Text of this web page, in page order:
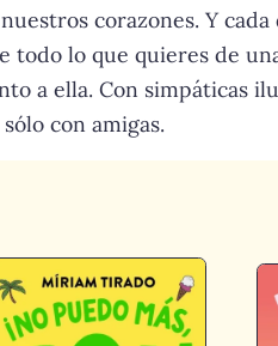
corazones. Y
todo lo que quieres de
a ella. Con simpáticas
con amigas.